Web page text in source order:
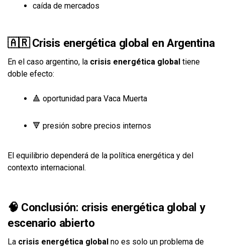
caída de mercados
🇦🇷 Crisis energética global en Argentina
En el caso argentino, la crisis energética global tiene
doble efecto:
🔺 oportunidad para Vaca Muerta
🔻 presión sobre precios internos
El equilibrio dependerá de la política energética y del
contexto internacional.
🧠 Conclusión: crisis energética global y
escenario abierto
La crisis energética global no es solo un problema de